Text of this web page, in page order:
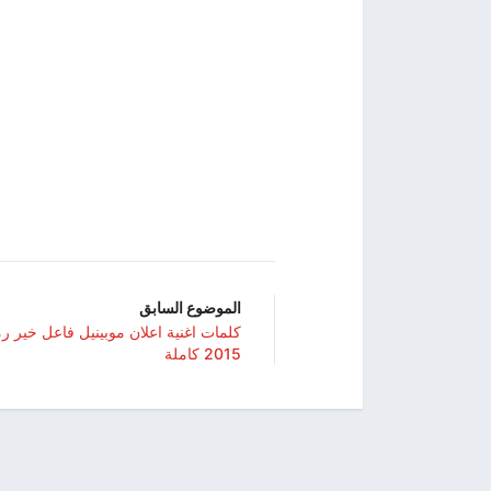
الموضوع السابق
كلمات اغنية اعلان موبينيل فاعل خير
2015 كاملة